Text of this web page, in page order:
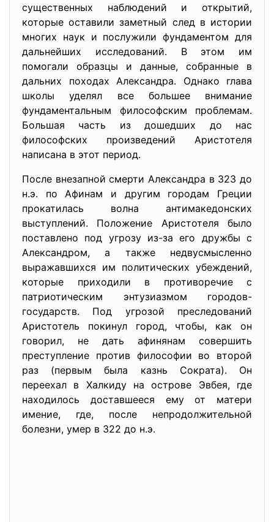
существенных наблюдений и открытий,
которые оставили заметный след в истории
многих наук и послужили фундаментом для
дальнейших исследований. В этом им
помогали образцы и данные, собранные в
дальних походах Александра. Однако глава
школы уделял все большее внимание
фундаментальным философским проблемам.
Большая часть из дошедших до нас
философских произведений Аристотеля
написана в этот период.
После внезапной смерти Александра в 323 до
н.э. по Афинам и другим городам Греции
прокатилась волна антимакедонских
выступлений. Положение Аристотеля было
поставлено под угрозу из-за его дружбы с
Александром, а также недвусмысленно
выражавшихся им политических убеждений,
которые приходили в противоречие с
патриотическим энтузиазмом городов-
государств. Под угрозой преследований
Аристотель покинул город, чтобы, как он
говорил, не дать афинянам совершить
преступление против философии во второй
раз (первым была казнь Сократа). Он
переехал в Халкиду на острове Эвбея, где
находилось доставшееся ему от матери
имение, где, после непродолжительной
болезни, умер в 322 до н.э.